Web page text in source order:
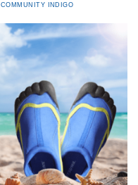
COMMUNITY INDIGO